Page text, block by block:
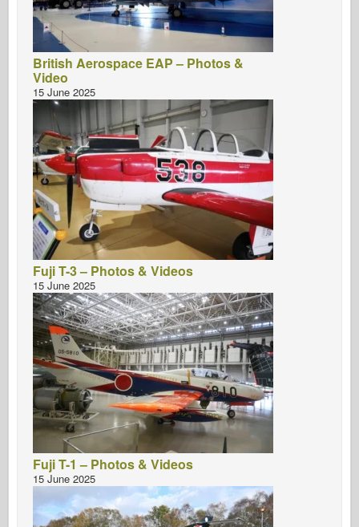
British Aerospace EAP – Photos &
Video
15 June 2025
Fuji T-3 – Photos & Videos
15 June 2025
Fuji T-1 – Photos & Videos
15 June 2025